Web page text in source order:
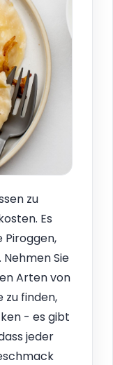
zu
Es
Piroggen,
Sie
Arten von
zu finden,
- es gibt
jeder